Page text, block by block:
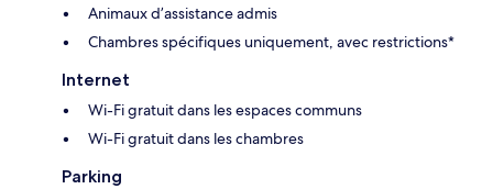
Animaux d’assistance admis
Chambres spécifiques uniquement, avec restrictions*
Internet
Wi-Fi gratuit dans les espaces communs
Wi-Fi gratuit dans les chambres
Parking